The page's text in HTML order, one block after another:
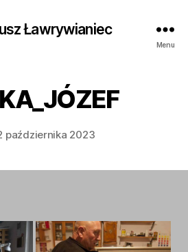
Ławrywianiec
Menu
października 2023